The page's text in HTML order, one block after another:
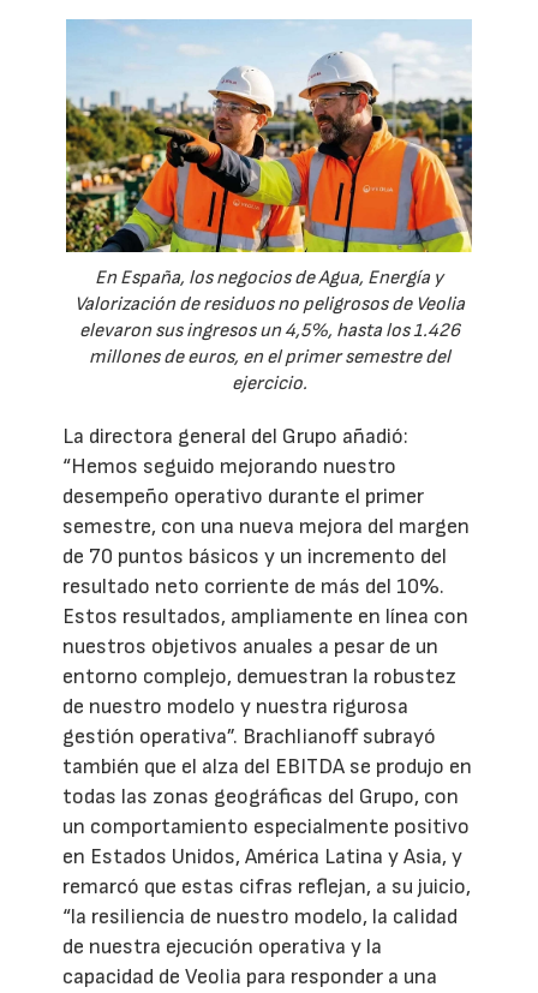
En España, los negocios de Agua, Energía y
Valorización de residuos no peligrosos de Veolia
elevaron sus ingresos un 4,5%, hasta los 1.426
millones de euros, en el primer semestre del
ejercicio.
La directora general del Grupo añadió:
“Hemos seguido mejorando nuestro
desempeño operativo durante el primer
semestre, con una nueva mejora del margen
de 70 puntos básicos y un incremento del
resultado neto corriente de más del 10%.
Estos resultados, ampliamente en línea con
nuestros objetivos anuales a pesar de un
entorno complejo, demuestran la robustez
de nuestro modelo y nuestra rigurosa
gestión operativa”. Brachlianoff subrayó
también que el alza del EBITDA se produjo en
todas las zonas geográficas del Grupo, con
un comportamiento especialmente positivo
en Estados Unidos, América Latina y Asia, y
remarcó que estas cifras reflejan, a su juicio,
“la resiliencia de nuestro modelo, la calidad
de nuestra ejecución operativa y la
capacidad de Veolia para responder a una